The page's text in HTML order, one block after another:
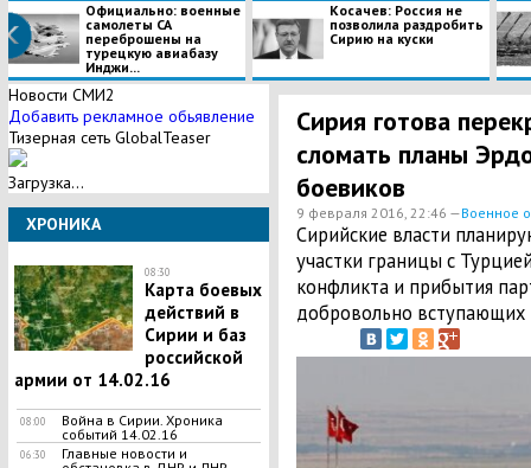
Официально: военные
самолеты СА
переброшены на
турецкую авиабазу
Инджи...
Косачев: Россия не
позволила раздробить
Сирию на куски
Новости СМИ2
Добавить рекламное обьявление
Тизерная сеть GlobalTeaser
Загрузка...
ХРОНИКА
08:30
Карта боевых
действий в
Сирии и баз
российской
армии от 14.02.16
08:00
Война в Сирии. Хроника
событий 14.02.16
06:30
Главные новости и
Сирия готова
сломать планы
боевиков
9 февраля 2016, 22:46 —Военное
Сирийские власти
участки границы с
конфликта и прибытия
добровольно